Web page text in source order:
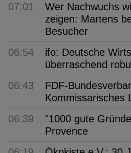
07:01
Wer Nachwuchs
zeigen: Martens
Besucher
06:54
ifo: Deutsche
überraschend
06:43
FDF-
Kommissarisches
06:39
"1000 gute
Provence